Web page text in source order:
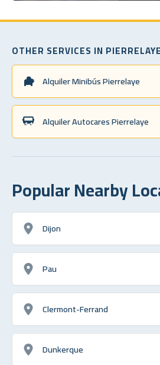
OTHER SERVICES IN PIERRELAYE
Alquiler Minibús Pierrelaye
Alquiler Autocares Pierrelaye
Popular Nearby
Dijon
Pau
Clermont-Ferrand
Dunkerque